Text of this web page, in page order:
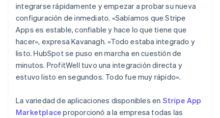
integrarse rápidamente y empezar a probar su nueva
configuración de inmediato. «Sabíamos que Stripe
Apps es estable, confiable y hace lo que tiene que
hacer», expresa Kavanagh. «Todo estaba integrado y
listo. HubSpot se puso en marcha en cuestión de
minutos. ProfitWell tuvo una integración directa y
estuvo listo en segundos. Todo fue muy rápido».
La variedad de aplicaciones disponibles en Stripe App
Marketplace proporcionó a la empresa todas las